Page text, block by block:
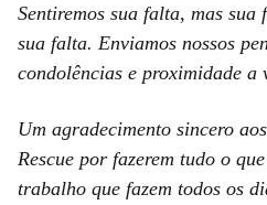
Sentiremos sua falta, mas
sua falta. Enviamos nossos
condolências e proximidade a
Um agradecimento sincero
Rescue por fazerem tudo o
trabalho que fazem todos os